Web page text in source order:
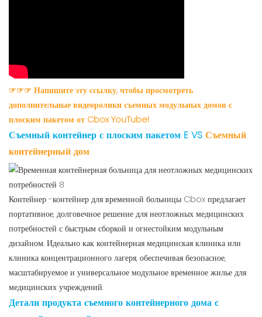
☞☞☞ Напишите эту ссылку, чтобы просмотреть
дополнительные видеоролики съемных модульных домов с
плоским пакетом от Cbox YouTube!
Съемный контейнер с плоским пакетом E VS Съемный
контейнерный дом
Контейнер -контейнер для временной больницы Cbox предлагает
портативное, долговечное решение для неотложных медицинских
потребностей с быстрым сборкой и огнестойким модульным
дизайном. Идеально как контейнерная медицинская клиника или
клиника концентрационного лагеря, обеспечивая безопасное,
масштабируемое и универсальное модульное временное жилье для
медицинских учреждений.
Детали продукта съемного контейнерного дома с